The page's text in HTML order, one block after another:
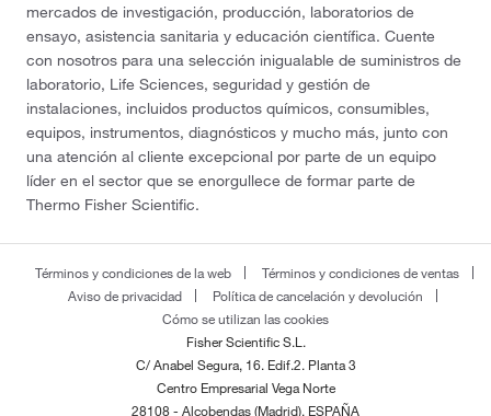
mercados de investigación, producción, laboratorios de
ensayo, asistencia sanitaria y educación científica. Cuente
con nosotros para una selección inigualable de suministros de
laboratorio, Life Sciences, seguridad y gestión de
instalaciones, incluidos productos químicos, consumibles,
equipos, instrumentos, diagnósticos y mucho más, junto con
una atención al cliente excepcional por parte de un equipo
líder en el sector que se enorgullece de formar parte de
Thermo Fisher Scientific.
Términos y condiciones de la web
Términos y condiciones de ventas
Aviso de privacidad
Política de cancelación y devolución
Cómo se utilizan las cookies
Fisher Scientific S.L.
C/ Anabel Segura, 16. Edif.2. Planta 3
Centro Empresarial Vega Norte
28108 - Alcobendas (Madrid), ESPAÑA